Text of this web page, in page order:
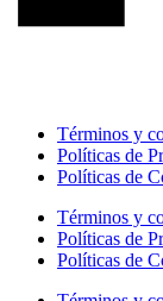
Términos y
Políticas de
Políticas de
Términos y
Políticas de
Políticas de